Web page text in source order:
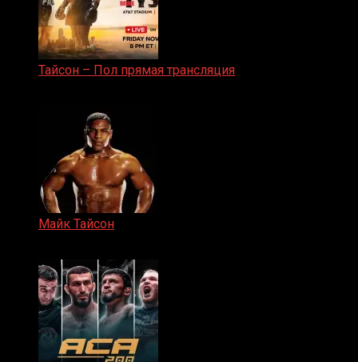
Тайсон – Пол прямая трансляция
Майк Тайсон